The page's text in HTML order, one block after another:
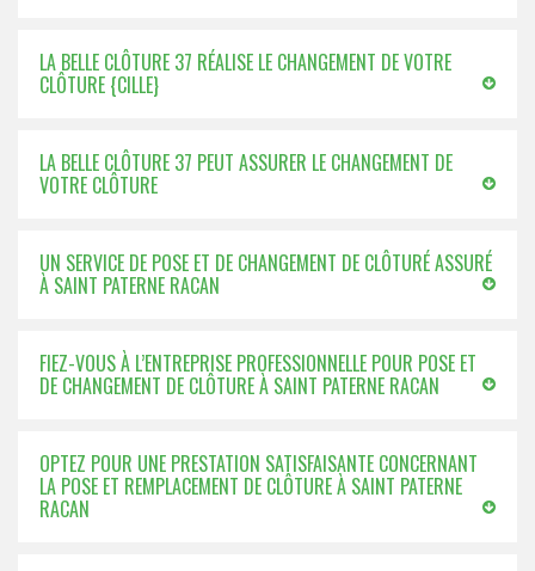
LA BELLE CLÔTURE 37 RÉALISE LE CHANGEMENT DE VOTRE
CLÔTURE {CILLE}
LA BELLE CLÔTURE 37 PEUT ASSURER LE CHANGEMENT DE
VOTRE CLÔTURE
UN SERVICE DE POSE ET DE CHANGEMENT DE CLÔTURÉ ASSURÉ
À SAINT PATERNE RACAN
FIEZ-VOUS À L’ENTREPRISE PROFESSIONNELLE POUR POSE ET
DE CHANGEMENT DE CLÔTURE À SAINT PATERNE RACAN
OPTEZ POUR UNE PRESTATION SATISFAISANTE CONCERNANT
LA POSE ET REMPLACEMENT DE CLÔTURE À SAINT PATERNE
RACAN